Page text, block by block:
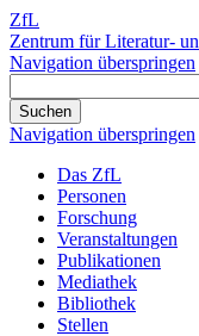
ZfL
Zentrum für Literatur-
Navigation überspringen
Navigation überspringen
Das ZfL
Personen
Forschung
Veranstaltungen
Publikationen
Mediathek
Bibliothek
Stellen